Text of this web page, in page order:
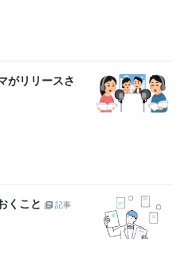
がリリースさ
くこと
記事